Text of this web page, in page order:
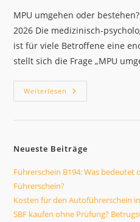
MPU umgehen oder
2026 Die medizinisch-
ist für viele Betroffene eine
stellt sich die Frage „MPU
Weiterlesen MPU
Umgehen
2026
Neueste Beiträge
Führerschein B194: Was bedeutet
Führerschein?
Kosten für den Autoführerschein
SBF kaufen ohne Prüfung?